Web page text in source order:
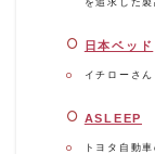
日本ベッド
イチローさ
ASLEEP
トヨタ自動